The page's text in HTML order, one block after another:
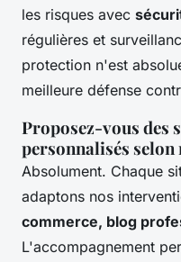
les risques avec
régulières et
protection n'est
meilleure défense
Proposez-vous des
personnalisés selon
Absolument. Chaque
adaptons nos
commerce, blog
L'accompagnement